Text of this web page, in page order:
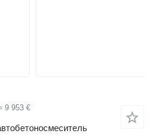
9 953 €